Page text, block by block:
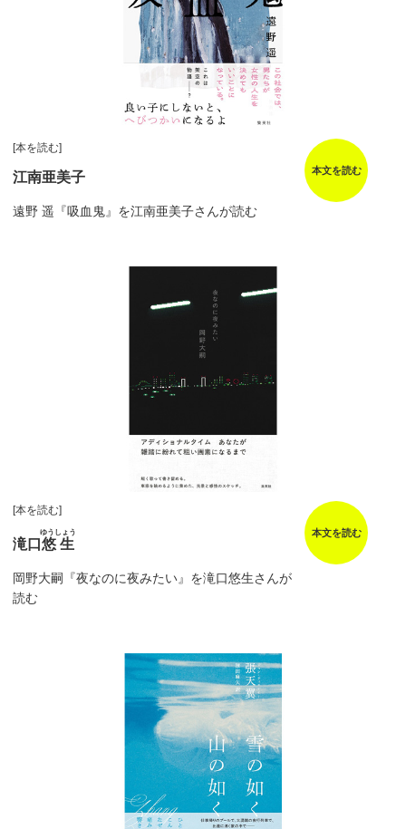
[本を読む]
江南亜美子
遠野 遥『吸血鬼』を江南亜美子さんが読む
本文を読む
[本を読む]
滝口 悠生
ゆうしょう
岡野大嗣『夜なのに夜みたい』を滝口悠生さんが
読む
本文を読む